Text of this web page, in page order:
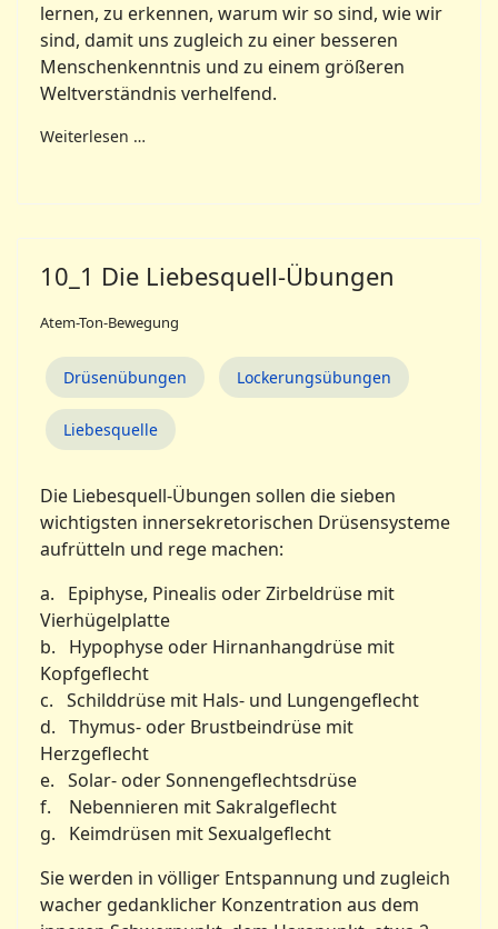
lernen, zu erkennen, warum wir so sind, wie wir
sind, damit uns zugleich zu einer besseren
Menschenkenntnis und zu einem größeren
Weltverständnis verhelfend.
Weiterlesen …
10_1 Die Liebesquell-Übungen
Atem-Ton-Bewegung
Drüsenübungen Lockerungsübungen
Liebesquelle
Die Liebesquell-Übungen sollen die sieben
wichtigsten innersekretorischen Drüsensysteme
aufrütteln und rege machen:
a. Epiphyse, Pinealis oder Zirbeldrüse mit
Vierhügelplatte
b. Hypophyse oder Hirnanhangdrüse mit
Kopfgeflecht
c. Schilddrüse mit Hals- und Lungengeflecht
d. Thymus- oder Brustbeindrüse mit
Herzgeflecht
e. Solar- oder Sonnengeflechtsdrüse
f. Nebennieren mit Sakralgeflecht
g. Keimdrüsen mit Sexualgeflecht
Sie werden in völliger Entspannung und zugleich
wacher gedanklicher Konzentration aus dem